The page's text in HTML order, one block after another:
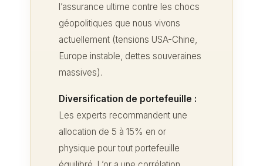
l’assurance ultime contre les chocs
géopolitiques que nous vivons
actuellement (tensions USA-Chine,
Europe instable, dettes souveraines
massives).
Diversification de portefeuille :
Les experts recommandent une
allocation de 5 à 15% en or
physique pour tout portefeuille